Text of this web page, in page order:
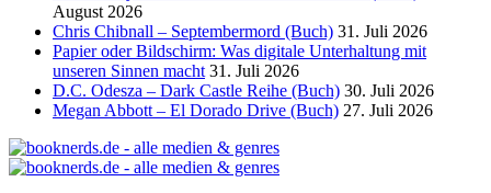
August 2026
Chris Chibnall – Septembermord (Buch) 31. Juli 2026
Papier oder Bildschirm: Was digitale Unterhaltung mit
unseren Sinnen macht 31. Juli 2026
D.C. Odesza – Dark Castle Reihe (Buch) 30. Juli 2026
Megan Abbott – El Dorado Drive (Buch) 27. Juli 2026